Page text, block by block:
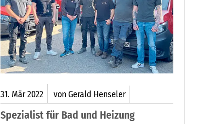
31. Mär2022 von Gerald Henseler
Spezialist für Bad und Heizung